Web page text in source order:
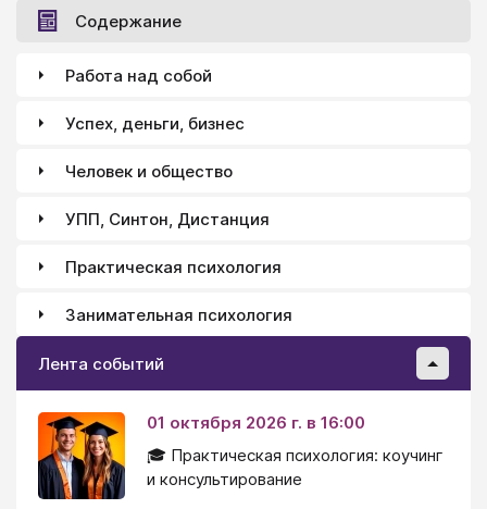
личность, начинать нужно с развития тела.
Содержание
Работа над собой
Успех, деньги, бизнес
Человек и общество
УПП, Синтон, Дистанция
Практическая психология
Занимательная психология
Лента событий
01 октября 2026 г. в 16:00
🎓 Практическая психология: коучинг
и консультирование